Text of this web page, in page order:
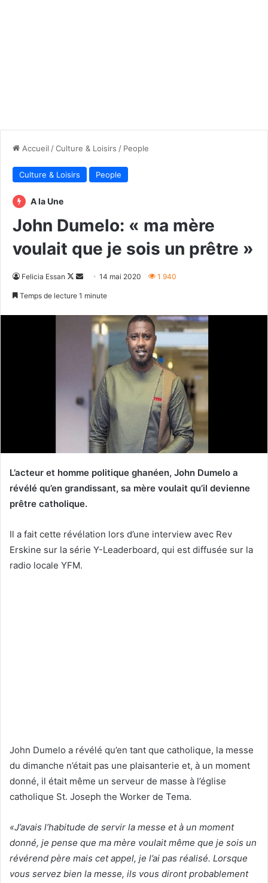
Accueil /Culture & Loisirs / People
Culture & Loisirs People
A la Une
John Dumelo: « ma mère
voulait que je sois un prêtre »
Felicia Essan
Follow
Envoyer14 mai 2020 1 940
Temps de lecture 1 minute
L’acteur et homme politique ghanéen, John Dumelo a
révélé qu’en grandissant, sa mère voulait qu’il devienne
prêtre catholique.
Il a fait cette révélation lors d’une interview avec Rev
Erskine sur la série Y-Leaderboard, qui est diffusée sur la
radio locale YFM.
John Dumelo a révélé qu’en tant que catholique, la messe
du dimanche n’était pas une plaisanterie et, à un moment
donné, il était même un serveur de masse à l’église
catholique St. Joseph the Worker de Tema.
«J’avais l’habitude de servir la messe et à un moment
donné, je pense que ma mère voulait même que je sois un
révérend père mais cet appel, je l’ai pas réalisé. Lorsque
vous servez bien la messe, ils vous diront probablement